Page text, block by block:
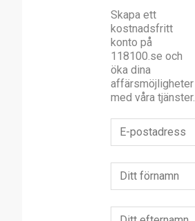
Skapa ett
kostnadsfritt
konto på
118100.se och
öka dina
affärsmöjligheter
med våra tjänster.